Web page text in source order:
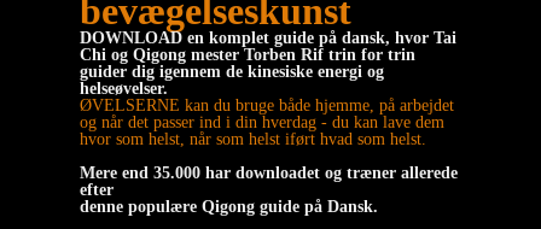
bevægelseskunst
DOWNLOAD en komplet guide på dansk, hvor Tai
Chi og Qigong mester Torben Rif trin for trin
guider dig igennem de kinesiske energi og
helseøvelser.
ØVELSERNE kan du bruge både hjemme, på arbejdet
og når det passer ind i din hverdag - du kan lave dem
hvor som helst, når som helst iført hvad som helst.
Mere end 35.000 har downloadet og træner allerede
efter
denne populære Qigong guide på Dansk.